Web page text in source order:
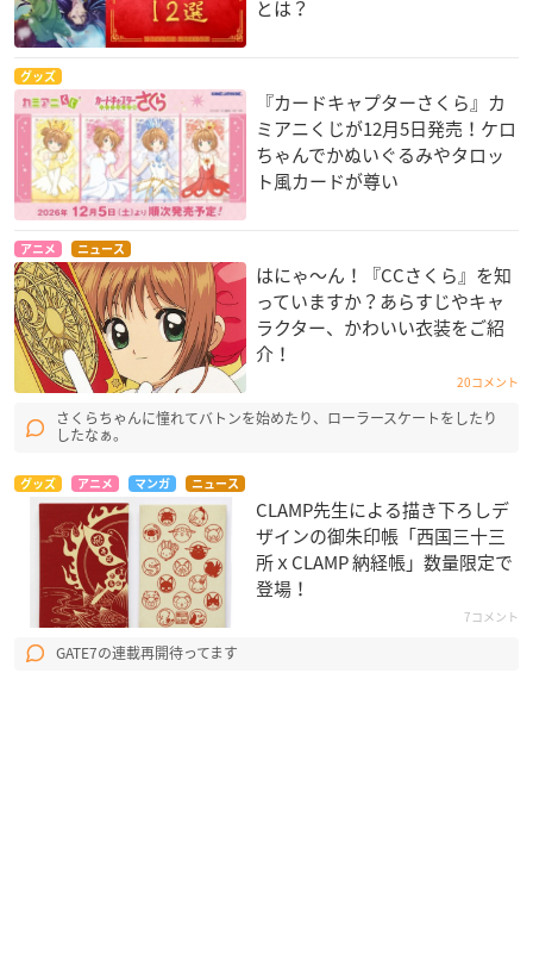
とは？
グッズ
『カードキャプターさくら』カ
ミアニくじが12月5日発売！ケロ
ちゃんでかぬいぐるみやタロッ
ト風カードが尊い
アニメ ニュース
はにゃ〜ん！『CCさくら』を知
っていますか？あらすじやキャ
ラクター、かわいい衣装をご紹
介！
20コメント
さくらちゃんに憧れてバトンを始めたり、ローラースケートをしたり
したなぁ。
グッズ アニメ マンガ ニュース
CLAMP先生による描き下ろしデ
ザインの御朱印帳「西国三十三
所ｘCLAMP 納経帳」数量限定で
登場！
7コメント
GATE7の連載再開待ってます